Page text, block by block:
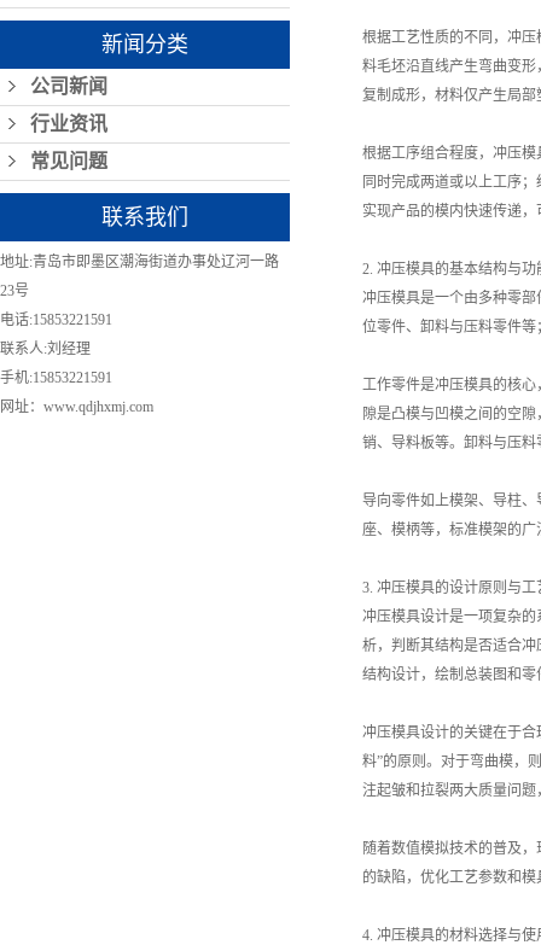
新闻分类
公司新闻
行业资讯
常见问题
联系我们
地址:青岛市即墨区潮海街道办事处辽河一路
23号
电话:15853221591
联系人:刘经理
手机:15853221591
网址：www.qdjhxmj.com
根据工艺性质的不同，冲
料毛坯沿直线产生弯曲变
复制成形，材料仅产生局
根据工序组合程度，冲压
同时完成两道或以上工序
实现产品的模内快速传递
2. 冲压模具的基本结构与功
冲压模具是一个由多种零
位零件、卸料与压料零件
工作零件是冲压模具的核
隙是凸模与凹模之间的空
销、导料板等。卸料与压
导向零件如上模架、导柱
座、模柄等，标准模架的
3. 冲压模具的设计原则与工
冲压模具设计是一项复杂
析，判断其结构是否适合
结构设计，绘制总装图和零
冲压模具设计的关键在于
料”的原则。对于弯曲模，
注起皱和拉裂两大质量问
随着数值模拟技术的普及
的缺陷，优化工艺参数和
4. 冲压模具的材料选择与使